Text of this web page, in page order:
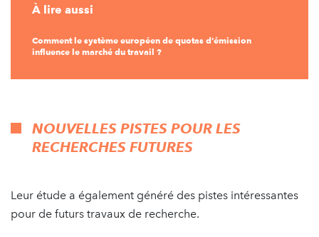
À lire aussi
Comment le système européen de quotas d’émission
influence le marché du travail ?
NOUVELLES PISTES POUR LES
RECHERCHES FUTURES
Leur étude a également généré des pistes intéressantes
pour de futurs travaux de recherche.